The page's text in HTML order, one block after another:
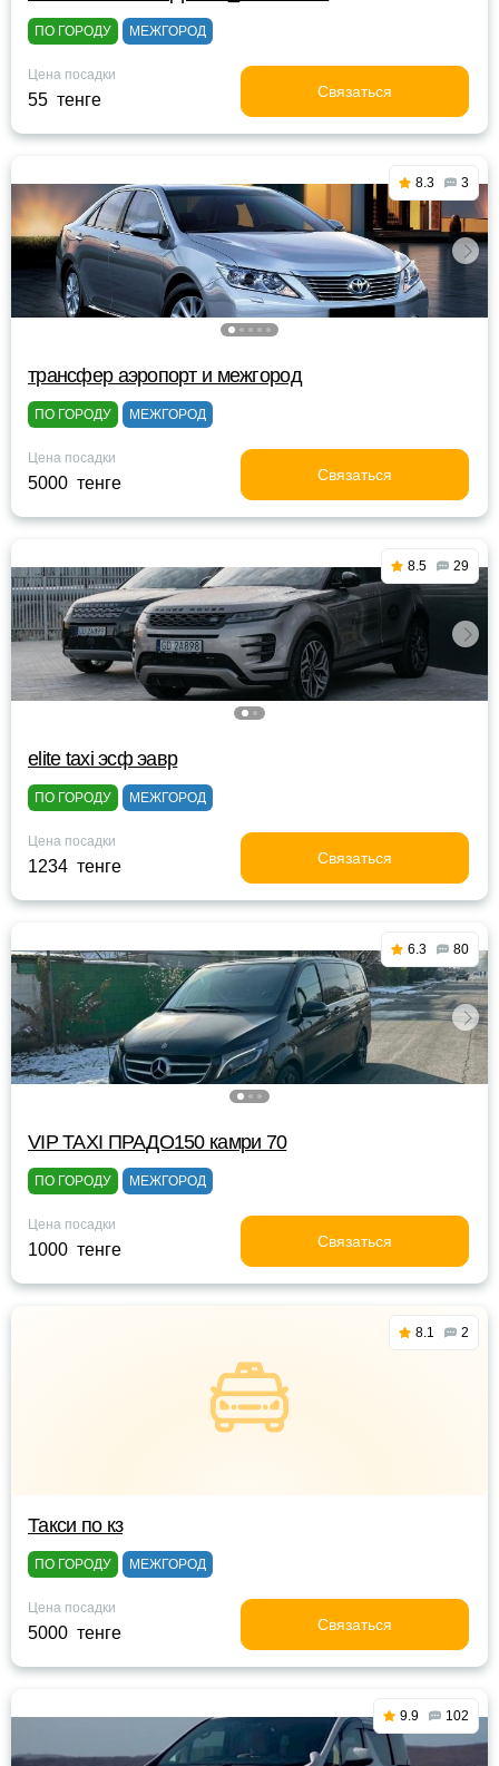
ПО ГОРОДУ МЕЖГОРОД
Цена посадки
55 тенге Связаться
8.3 3
трансфер аэропорт и межгород
ПО ГОРОДУ МЕЖГОРОД
Цена посадки
5000 тенге Связаться
8.5 29
elite taxi эсф эавр
ПО ГОРОДУ МЕЖГОРОД
Цена посадки
1234 тенге Связаться
6.3 80
VIP TAXI ПРАДО150 камри 70
ПО ГОРОДУ МЕЖГОРОД
Цена посадки
1000 тенге Связаться
8.1 2
Такси по кз
ПО ГОРОДУ МЕЖГОРОД
Цена посадки
5000 тенге Связаться
9.9 102